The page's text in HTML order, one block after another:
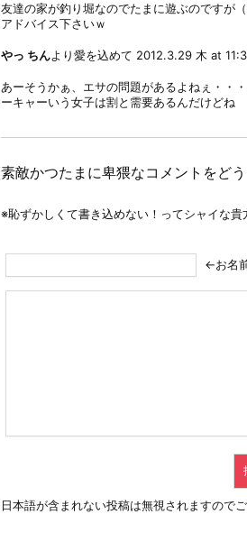
友達の家が釣り堀なのでたまに遊ぶのですが
アドバイス下さいｗ
やっ ちんより愛を込めて 2012.3.29 木 at
あーそうかぁ、エサの問題があるよねぇ・・
ーキャーいう女子は割と需要あるんだけどね
素敵かつたまに卑猥なコメントをどう
※恥ずかしくて書き込めない！ってシャイな貴
←お名
日本語が含まれない投稿は無視されますので